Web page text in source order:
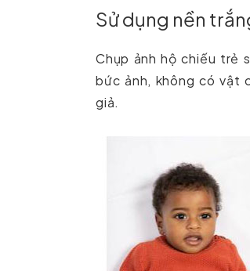
Sử dụng nền
Chụp ảnh hộ chiếu trẻ
bức ảnh, không có vật
giả.